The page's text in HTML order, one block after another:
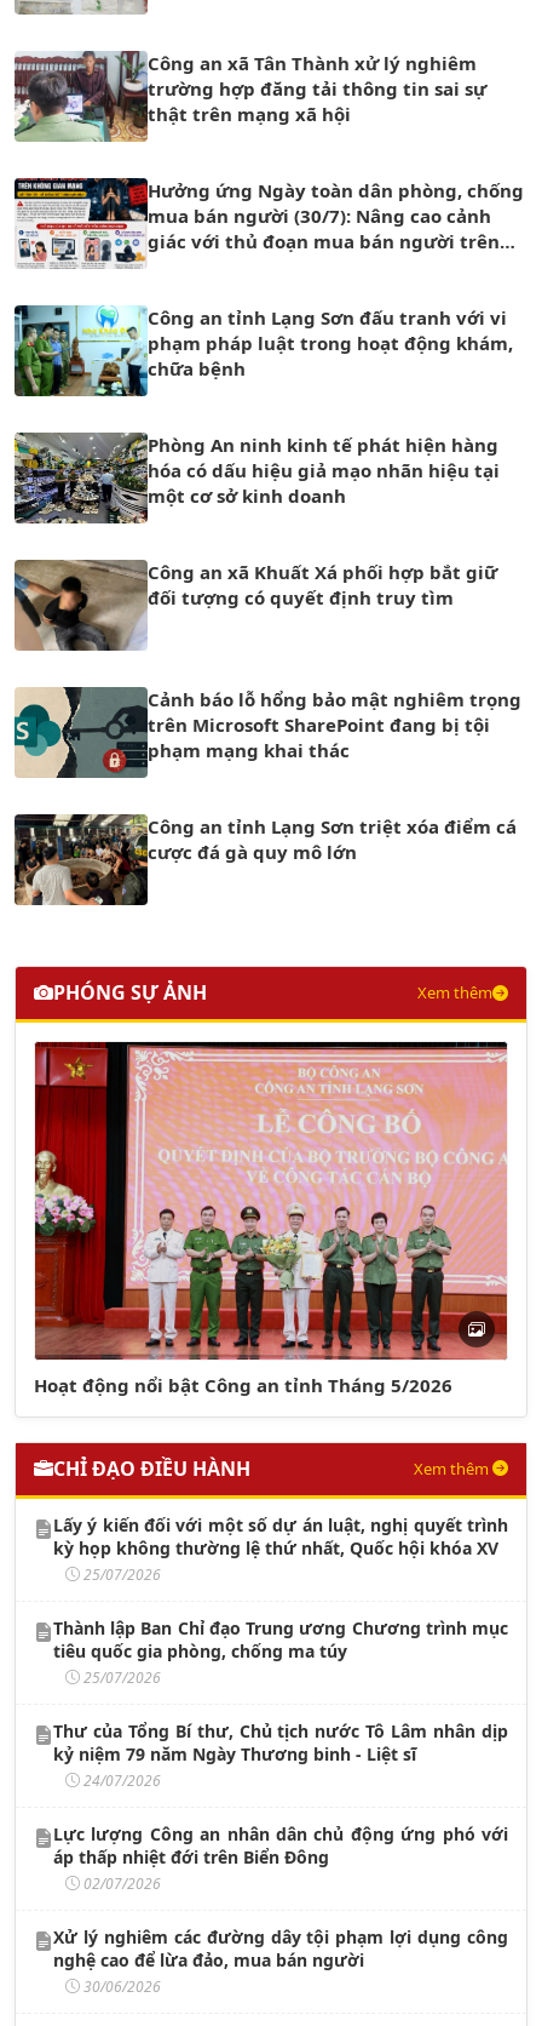
Công an xã Tân Thành xử lý nghiêm
trường hợp đăng tải thông tin sai sự
thật trên mạng xã hội
Hưởng ứng Ngày toàn dân phòng, chống
mua bán người (30/7): Nâng cao cảnh
giác với thủ đoạn mua bán người trên
Công an tỉnh Lạng Sơn đấu tranh với vi
phạm pháp luật trong hoạt động khám,
chữa bệnh
Phòng An ninh kinh tế phát hiện hàng
hóa có dấu hiệu giả mạo nhãn hiệu tại
một cơ sở kinh doanh
Công an xã Khuất Xá phối hợp bắt giữ
đối tượng có quyết định truy tìm
Cảnh báo lỗ hổng bảo mật nghiêm trọng
trên Microsoft SharePoint đang bị tội
phạm mạng khai thác
Công an tỉnh Lạng Sơn triệt xóa điểm cá
cược đá gà quy mô lớn
PHÓNG SỰ ẢNH Xem thêm
Hoạt động nổi bật Công an tỉnh Tháng 5/2026
CHỈ ĐẠO ĐIỀU HÀNH Xem thêm
Lấy ý kiến đối với một số dự án luật, nghị quyết trình
kỳ họp không thường lệ thứ nhất, Quốc hội khóa XV
25/07/2026
Thành lập Ban Chỉ đạo Trung ương Chương trình mục
tiêu quốc gia phòng, chống ma túy
25/07/2026
Thư của Tổng Bí thư, Chủ tịch nước Tô Lâm nhân dịp
kỷ niệm 79 năm Ngày Thương binh - Liệt sĩ
24/07/2026
Lực lượng Công an nhân dân chủ động ứng phó với
áp thấp nhiệt đới trên Biển Đông
02/07/2026
Xử lý nghiêm các đường dây tội phạm lợi dụng công
nghệ cao để lừa đảo, mua bán người
30/06/2026